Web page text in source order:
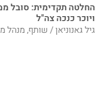
החלטה תקדימית: סובל
ויוכר כנכה צה"ל
גיל גאנוניאן / שותף, מנהל